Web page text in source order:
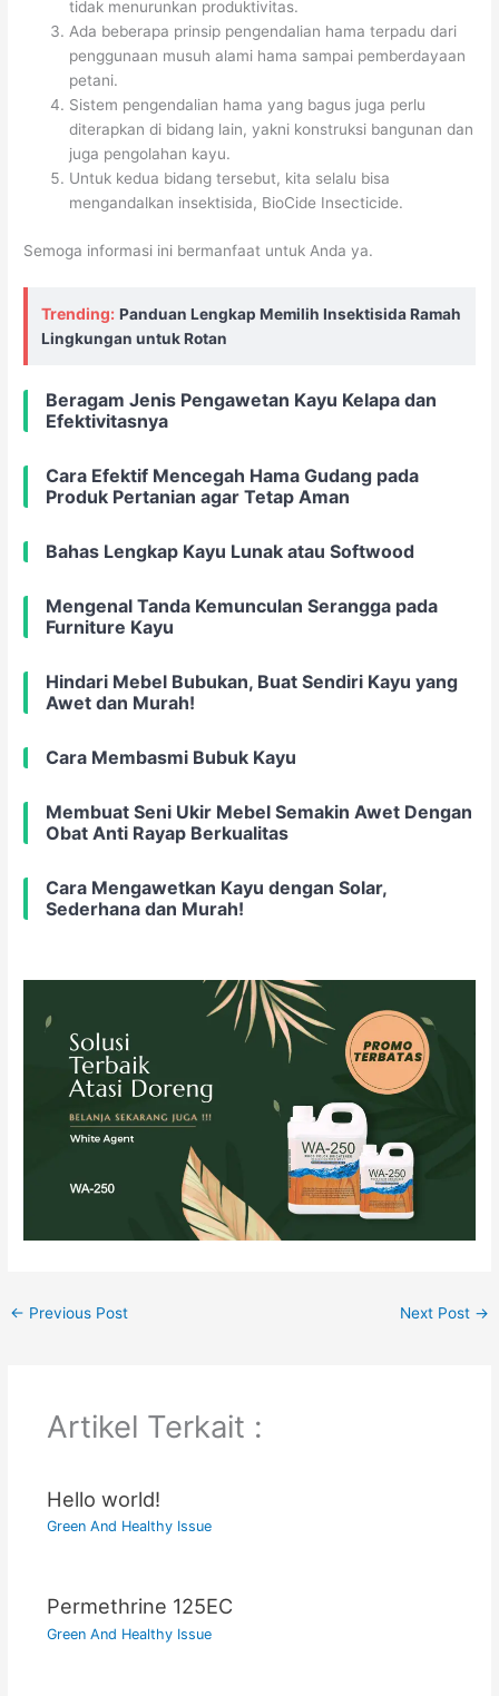
tidak menurunkan produktivitas.
Ada beberapa prinsip pengendalian hama terpadu dari
penggunaan musuh alami hama sampai pemberdayaan
petani.
Sistem pengendalian hama yang bagus juga perlu
diterapkan di bidang lain, yakni konstruksi bangunan dan
juga pengolahan kayu.
Untuk kedua bidang tersebut, kita selalu bisa
mengandalkan insektisida, BioCide Insecticide.
Semoga informasi ini bermanfaat untuk Anda ya.
Trending: Panduan Lengkap Memilih Insektisida Ramah
Lingkungan untuk Rotan
Beragam Jenis Pengawetan Kayu Kelapa dan
Efektivitasnya
Cara Efektif Mencegah Hama Gudang pada
Produk Pertanian agar Tetap Aman
Bahas Lengkap Kayu Lunak atau Softwood
Mengenal Tanda Kemunculan Serangga pada
Furniture Kayu
Hindari Mebel Bubukan, Buat Sendiri Kayu yang
Awet dan Murah!
Cara Membasmi Bubuk Kayu
Membuat Seni Ukir Mebel Semakin Awet Dengan
Obat Anti Rayap Berkualitas
Cara Mengawetkan Kayu dengan Solar,
Sederhana dan Murah!
← Previous Post Next Post →
Artikel Terkait :
Hello world!
Green And Healthy Issue
Permethrine 125EC
Green And Healthy Issue